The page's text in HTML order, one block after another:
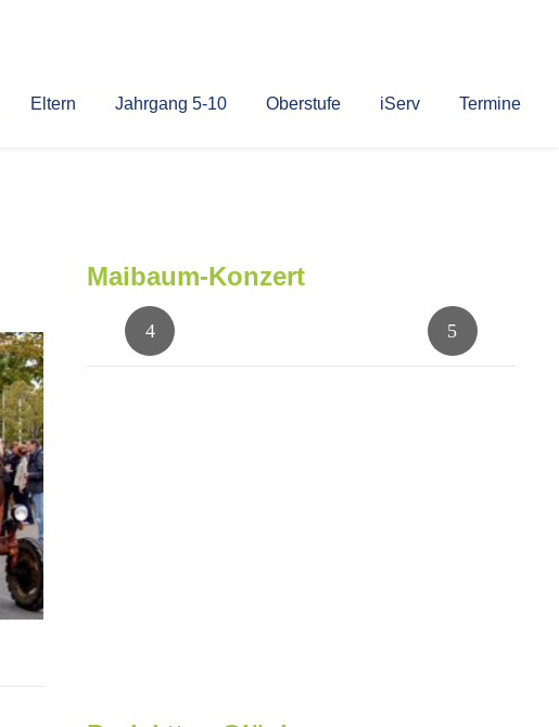
Eltern Jahrgang 5-10 Oberstufe iServ Termine
Maibaum-Konzert